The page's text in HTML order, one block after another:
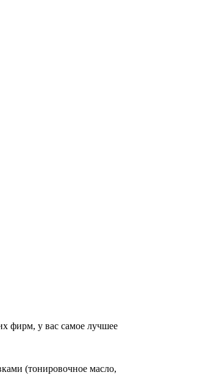
фирм, у вас самое лучшее
(тонировочное масло,